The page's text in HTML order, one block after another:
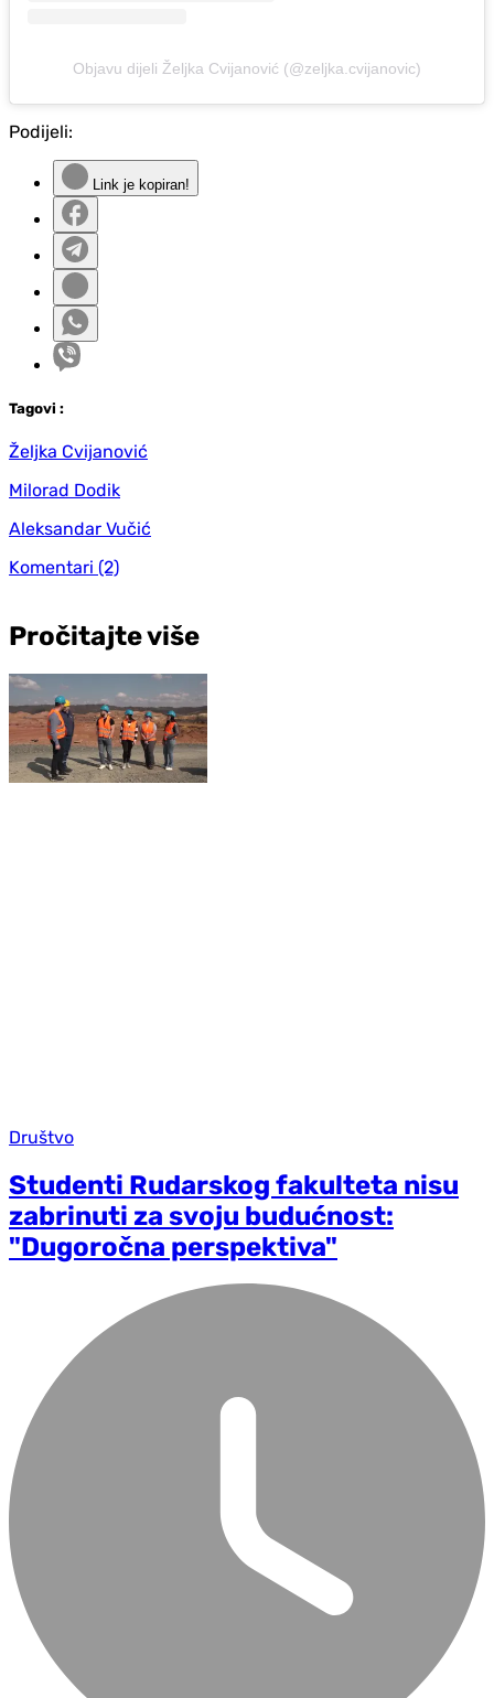
Objavu dijeli Željka Cvijanović (@zeljka.cvijanovic)
Podijeli:
Link je kopiran!
Tagovi :
Željka Cvijanović
Milorad Dodik
Aleksandar Vučić
Komentari (2)
Pročitajte više
Društvo
Studenti Rudarskog fakulteta nisu
zabrinuti za svoju budućnost:
"Dugoročna perspektiva"